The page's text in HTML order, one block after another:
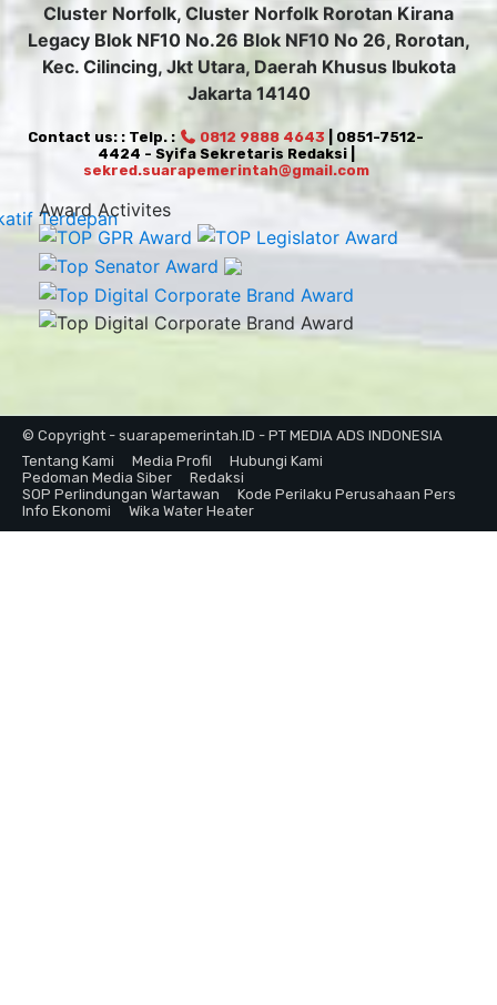
Cluster Norfolk, Cluster Norfolk Rorotan Kirana
Legacy Blok NF10 No.26 Blok NF10 No 26, Rorotan,
Kec. Cilincing, Jkt Utara, Daerah Khusus Ibukota
Jakarta 14140
Contact us: : Telp. : 0812 9888 4643 | 0851-7512-
4424 - Syifa Sekretaris Redaksi |
sekred.suarapemerintah@gmail.com
Award Activites
© Copyright - suarapemerintah.ID - PT MEDIA ADS INDONESIA
Tentang Kami
Media Profil
Hubungi Kami
Pedoman Media Siber
Redaksi
SOP Perlindungan Wartawan
Kode Perilaku Perusahaan Pers
Info Ekonomi
Wika Water Heater